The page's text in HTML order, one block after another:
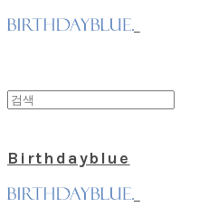
Birthdayblue